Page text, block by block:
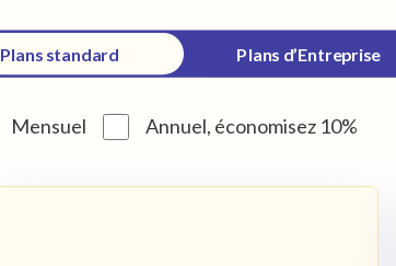
Plans standard Plans d’Entreprise
Mensuel Annuel, économisez 10%